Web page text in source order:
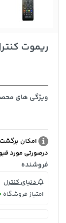
ریموت
ویژگی های
امکان برگشت
درصورتی مورد
فروشنده
دنیای کنترل
امتیاز فروشگاه